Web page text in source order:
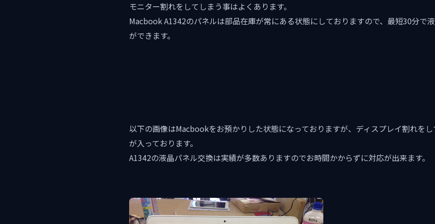
モニター割れをしてしまう事はよくあります。
Macbook A1342のパネルは部品在庫が常にある状態にしておりますので、最短30分で
ができます。
以下の画像はMacbookをお預かりした状態になっておりますが、ディスプレイ割れを
が入っております。
A1342の液晶パネル交換は実績が多数ありますのでお時間かからずに対応が出来ます。